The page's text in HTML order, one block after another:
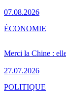
07.08.2026
Merci la Chine :
27.07.2026
ÉCONOMIE
POLITIQUE